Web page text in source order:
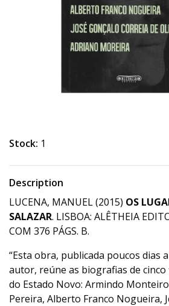
Stock: 1
Description
LUCENA, MANUEL (2015) OS
SALAZAR. LISBOA: ALÊTHEIA
COM 376 PÁGS. B.
“Esta obra, publicada poucos dias
autor, reúne as biografias de
do Estado Novo: Armindo
Pereira, Alberto Franco Nogueira,